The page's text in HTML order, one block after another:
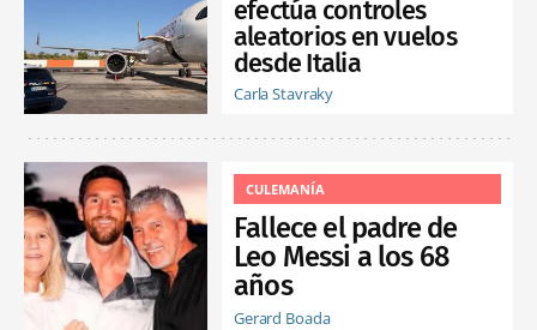
efectúa controles
aleatorios en vuelos
desde Italia
Carla Stavraky
CULEMANÍA
Fallece el padre de
Leo Messi a los 68
años
Gerard Boada